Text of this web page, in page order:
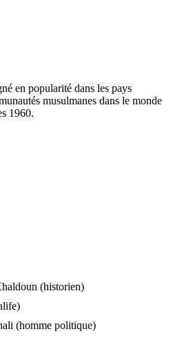
en popularité dans les pays
musulmanes dans le monde
1960.
(historien)
(homme politique)